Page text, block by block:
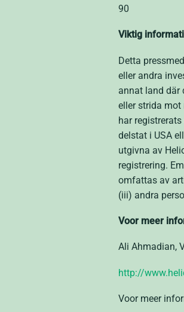
90
Viktig
Detta
eller andra
annat land där
eller strida mot
har
delstat i USA
utgivna av
registrering.
omfattas av
(iii) andra
Voor meer
Ali Ahmadian,
http://
Voor meer